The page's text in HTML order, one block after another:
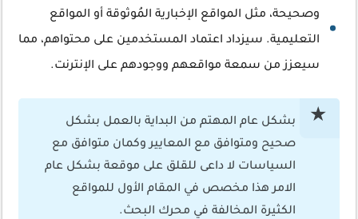
وصحيحة، مثل المواقع الإخبارية المُوثوقة أو المواقع
التعليمية. سيزداد اعتماد المستخدمين على محتواهم، مما
سيعزز من سمعة مواقعهم ووجودهم على الإنترنت.
بشكل عام المهتم من البداية بالعمل بشكل
صحيح ومتوافق مع المعايير وكمان متوافق مع
السياسات لا داعى للقلق على موقعة بشكل عام
الامر هذا مخصص في المقام الأول للمواقع
الكثيرة المخالفة في محرك البحث.